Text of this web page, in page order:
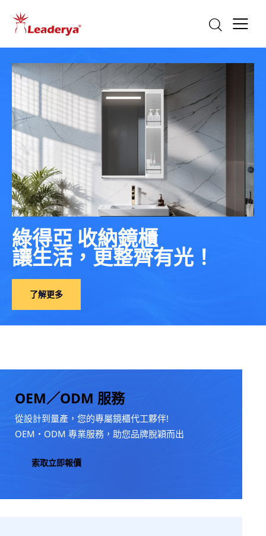
綠得亞 收納鏡櫃
讓生活，更整齊有光！
了解更多
OEM／ODM 服務
從設計到量產，您的專屬鏡櫃代工夥伴!
OEM・ODM 專業服務，助您品牌脫穎而出
索取立即報價